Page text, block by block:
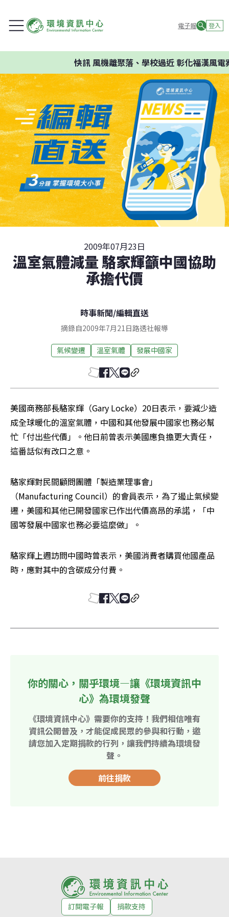
電子報 登入
快訊風機離聚落、學校過近 彰化福漢風電
2009年07月23日
溫室氣體減量 駱家輝籲中國協助
承擔代價
時事新聞/編輯直送
摘錄自2009年7月21日路透社報導
氣候變遷 溫室氣體 發展中國家
美國商務部長駱家輝（Gary Locke）20日表示，要減少造
成全球暖化的溫室氣體，中國和其他發展中國家也務必幫
忙「付出些代價」。他日前曾表示美國應負擔更大責任，
這番話似有改口之意。
駱家輝對民間顧問團體「製造業理事會」
（Manufacturing Council）的會員表示，為了遏止氣候變
遷，美國和其他已開發國家已作出代價高昂的承諾，「中
國等發展中國家也務必要這麼做」。
駱家輝上週訪問中國時曾表示，美國消費者購買他國產品
時，應對其中的含碳成分付費。
你的關心，關乎環境—讓《環境資訊中
心》為環境發聲
《環境資訊中心》需要你的支持！我們相信唯有
資訊公開普及，才能促成民眾的參與和行動，邀
請您加入定期捐款的行列，讓我們持續為環境發
聲。
前往捐款
訂閱電子報 捐款支持